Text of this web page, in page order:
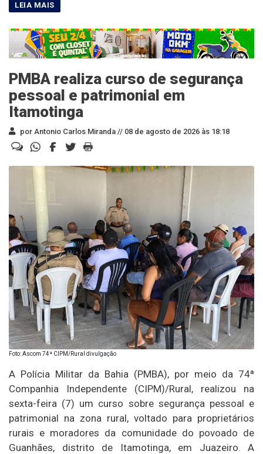
PMBA realiza curso de segurança
pessoal e patrimonial em
Itamotinga
por Antonio Carlos Miranda // 08 de agosto de 2026 às 18:18
Foto: Ascom 74ª CIPM/Rural divulgação
A Polícia Militar da Bahia (PMBA), por meio da 74ª
Companhia Independente (CIPM)/Rural, realizou na
sexta-feira (7) um curso sobre segurança pessoal e
patrimonial na zona rural, voltado para proprietários
rurais e moradores da comunidade do povoado de
Guanhães, distrito de Itamotinga, em Juazeiro. A